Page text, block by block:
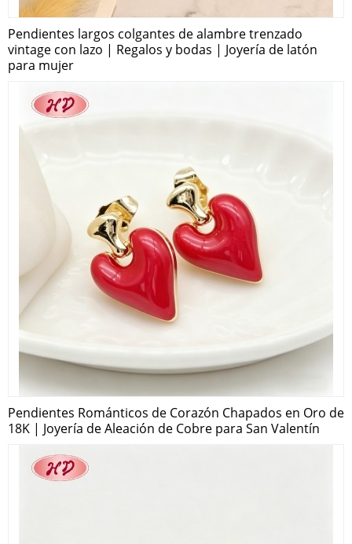
Pendientes largos colgantes de alambre trenzado
vintage con lazo | Regalos y bodas | Joyería de latón
para mujer
Pendientes Románticos de Corazón Chapados en Oro de
18K | Joyería de Aleación de Cobre para San Valentín